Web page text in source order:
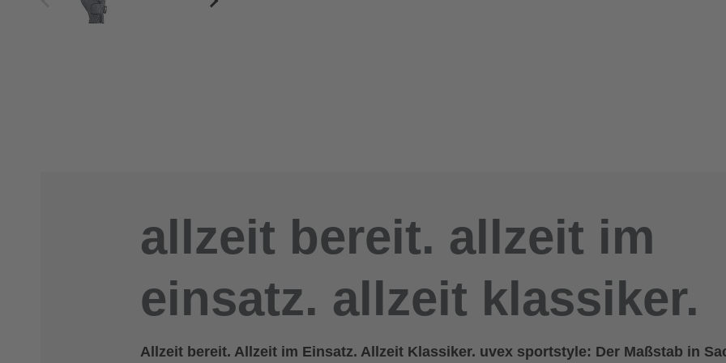
allzeit bereit. allzeit im
einsatz. allzeit klassiker.
Allzeit bereit. Allzeit im Einsatz. Allzeit Klassiker. uvex sportstyle: Der Maßstab in